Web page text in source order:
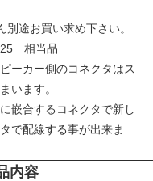
途お買い求め下さい。
相当品
ーカー側のコネクタはス
います。
嵌合するコネクタで新し
で配線する事が出来ま
内容